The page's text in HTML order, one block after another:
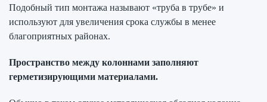
Подобный тип монтажа называют «труба в трубе» и
используют для увеличения срока службы в менее
благоприятных районах.
Пространство между колоннами заполняют
герметизирующими материалами.